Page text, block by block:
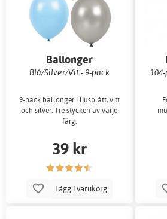
Ballonger
Blå/Silver/Vit - 9-pack
9-pack ballonger i ljusblått, vitt
och silver. Tre stycken av varje
färg.
39 kr
Lägg i varukorg